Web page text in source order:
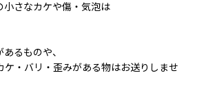
小さなカケや傷・気泡は
るものや、
ケ・バリ・歪みがある物はお送りしませ